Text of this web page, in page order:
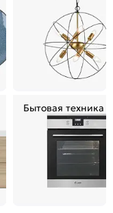
Бытовая техника